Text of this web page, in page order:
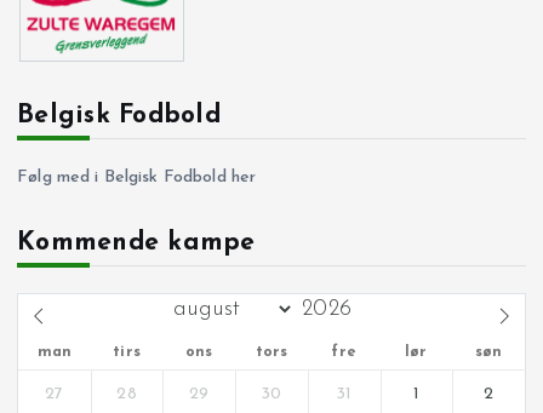
Belgisk Fodbold
Følg med i Belgisk Fodbold her
Kommende kampe
man tirs ons tors fre lør søn
27 28 29 30 31 1 2